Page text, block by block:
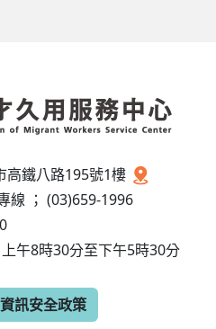
高鐵八路195號1樓
線 ； (03)659-1996
上午8時30分至下午5時30分
訊安全政策